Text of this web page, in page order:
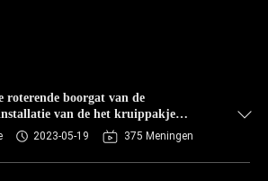
roterende boorgat van de
van de het kruippakje
2023-05-19 375 Meningen